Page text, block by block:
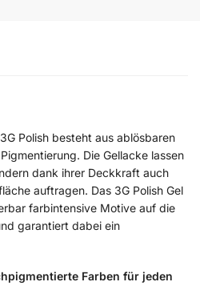
Polish besteht aus ablösbaren
Die Gellacke lassen
dank ihrer Deckkraft auch
auftragen. Das 3G Polish Gel
farbintensive Motive auf die
garantiert dabei ein
Farben für jeden